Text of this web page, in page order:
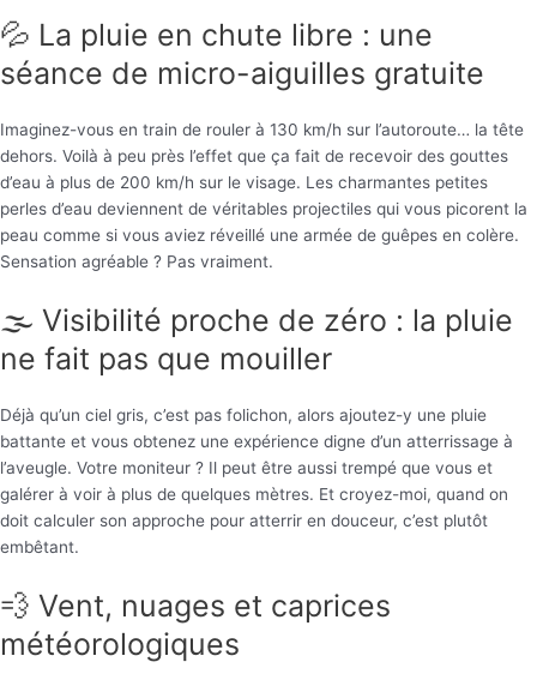
💦 La pluie en chute libre : une
séance de micro-aiguilles gratuite
Imaginez-vous en train de rouler à 130 km/h sur l’autoroute… la tête
dehors. Voilà à peu près l’effet que ça fait de recevoir des gouttes
d’eau à plus de 200 km/h sur le visage. Les charmantes petites
perles d’eau deviennent de véritables projectiles qui vous picorent la
peau comme si vous aviez réveillé une armée de guêpes en colère.
Sensation agréable ? Pas vraiment.
🌫️ Visibilité proche de zéro : la pluie
ne fait pas que mouiller
Déjà qu’un ciel gris, c’est pas folichon, alors ajoutez-y une pluie
battante et vous obtenez une expérience digne d’un atterrissage à
l’aveugle. Votre moniteur ? Il peut être aussi trempé que vous et
galérer à voir à plus de quelques mètres. Et croyez-moi, quand on
doit calculer son approche pour atterrir en douceur, c’est plutôt
embêtant.
💨 Vent, nuages et caprices
météorologiques